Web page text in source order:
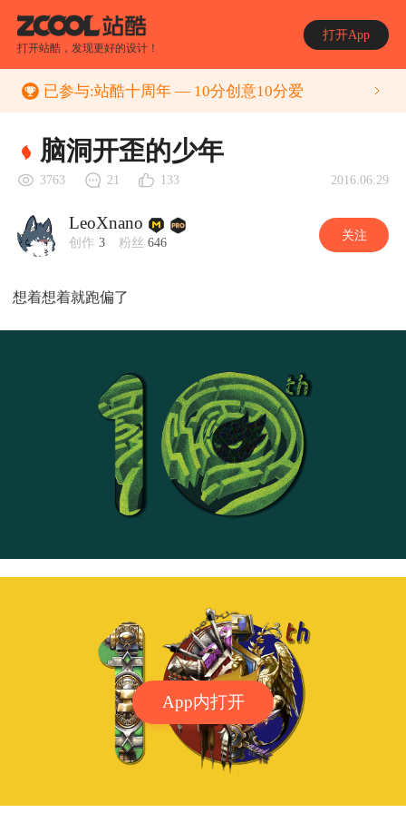
打开站酷，发现更好的设计！
打开App
App内打开
已参与:站酷十周年 — 10分创意10分爱
脑洞开歪的少年
3763 21 133 2016.06.29
LeoXnano
创作 3 粉丝 646 关注
想着想着就跑偏了